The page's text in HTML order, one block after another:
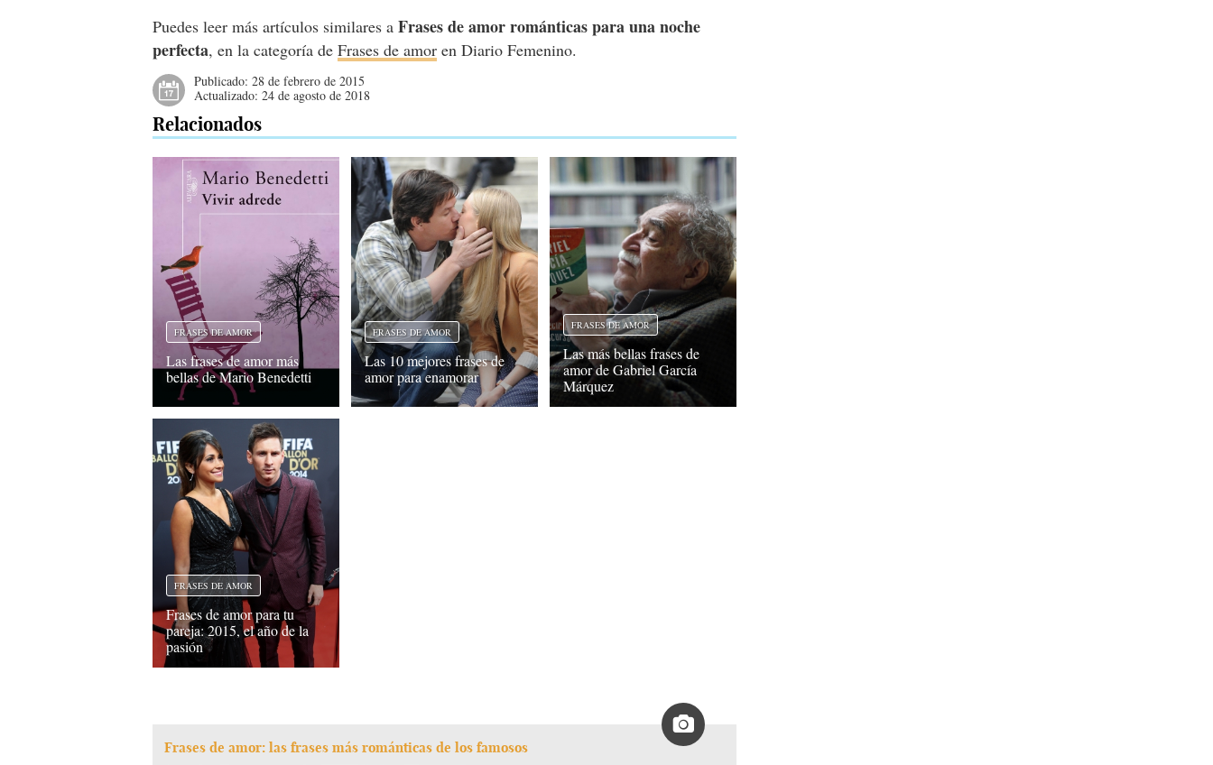
Puedes leer más artículos similares aFrases de amor románticas para una noche
perfecta, en la categoría deFrases de amor en Diario Femenino.
Publicado:28 de febrero de 2015
Actualizado:24 de agosto de 2018
Relacionados
FRASES DE AMOR
Las frases de amor más
bellas de Mario Benedetti
FRASES DE AMOR
Las 10 mejores frases de
amor para enamorar
FRASES DE AMOR
Las más bellas frases de
amor de Gabriel García
Márquez
FRASES DE AMOR
Frases de amor para tu
pareja: 2015, el año de la
pasión
Frases de amor: las frases más románticas de los famosos